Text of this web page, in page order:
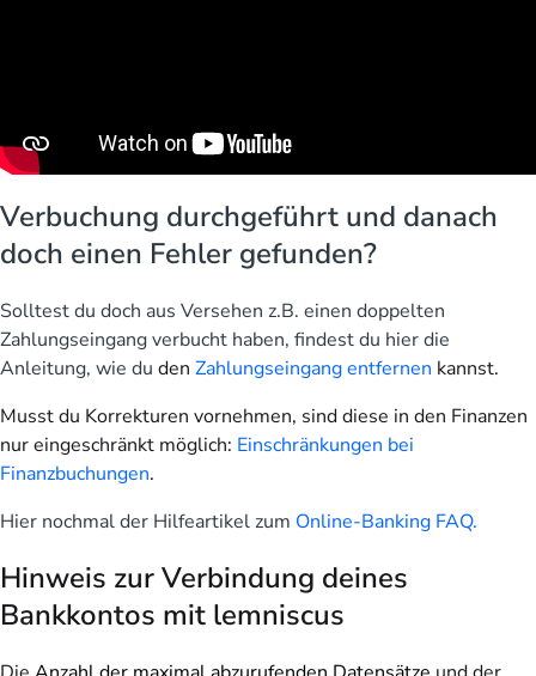
Verbuchung durchgeführt und danach
doch einen Fehler gefunden?
Solltest du doch aus Versehen z.B. einen doppelten
Zahlungseingang verbucht haben, findest du hier die
Anleitung, wie du den Zahlungseingang entfernen kannst.
Musst du Korrekturen vornehmen, sind diese in den Finanzen
nur eingeschränkt möglich: Einschränkungen bei
Finanzbuchungen.
Hier nochmal der Hilfeartikel zum Online-Banking FAQ.
Hinweis zur Verbindung deines
Bankkontos mit lemniscus